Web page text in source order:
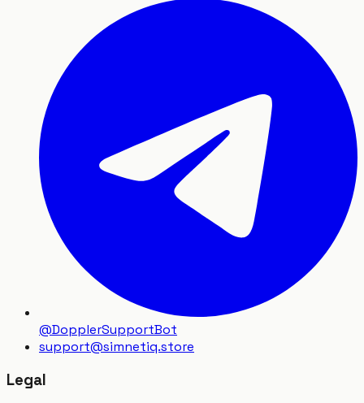
@DopplerSupportBot
support@simnetiq.store
Legal